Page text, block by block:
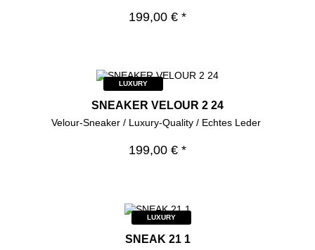
199,00 € *
LUXURY
SNEAKER VELOUR 2 24
Velour-Sneaker / Luxury-Quality / Echtes Leder
199,00 € *
LUXURY
SNEAK 21 1